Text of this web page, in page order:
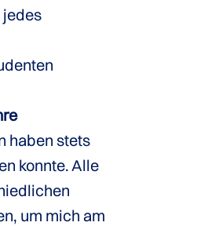
jedes
haben stets
konnte. Alle
um mich am